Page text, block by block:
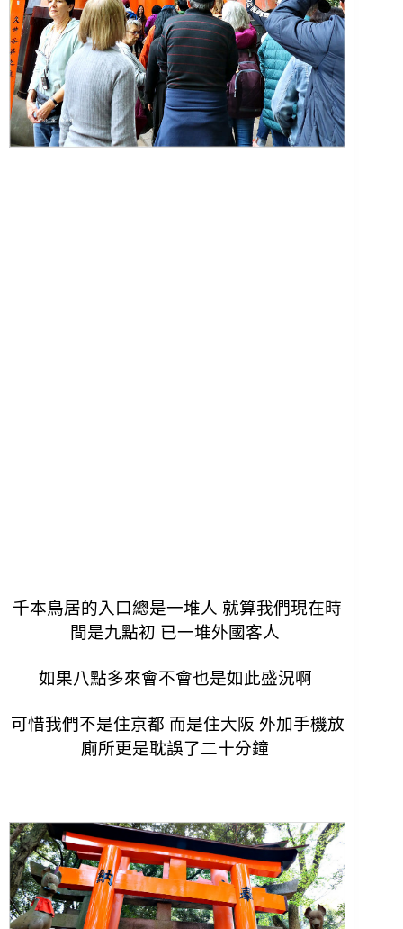
千本鳥居的入口總是一堆人 就算我們現在時
間是九點初 已一堆外國客人
如果八點多來會不會也是如此盛況啊
可惜我們不是住京都 而是住大阪 外加手機放
廁所更是耽誤了二十分鐘